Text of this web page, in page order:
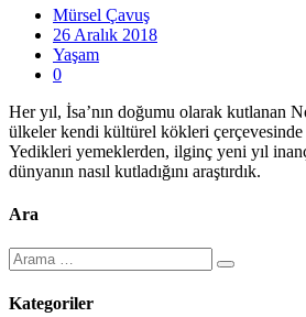
Mürsel Çavuş
26 Aralık 2018
Yaşam
0
Her yıl, İsa’nın doğumu olarak kutlanan
ülkeler kendi kültürel kökleri
Yedikleri yemeklerden, ilginç yeni yıl
dünyanın nasıl kutladığını araştırdık.
Ara
Kategoriler